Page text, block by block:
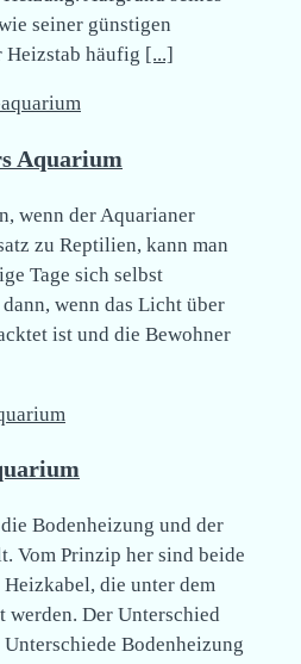
seiner günstigen
häufig [...]
Aquarium
wenn der Aquarianer
zu Reptilien, kann man
Tage sich selbst
wenn das Licht über
ist und die Bewohner
Bodenheizung und der
Vom Prinzip her sind beide
die unter dem
werden. Der Unterschied
Bodenheizung